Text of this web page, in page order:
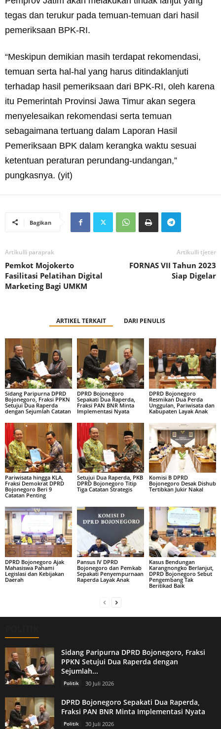
tegas dan terukur pada temuan-temuan dari hasil
pemeriksaan BPK-RI.
“Meskipun demikian masih terdapat rekomendasi,
temuan serta hal-hal yang harus ditindaklanjuti
terhadap hasil pemeriksaan dari BPK-RI, oleh karena
itu Pemerintah Provinsi Jawa Timur akan segera
menyelesaikan rekomendasi serta temuan
sebagaimana tertuang dalam Laporan Hasil
Pemeriksaan BPK dalam kerangka waktu sesuai
ketentuan peraturan perundang-undangan,”
pungkasnya. (yit)
Bagikan
Artikulli paraprak
Pemkot Mojokerto
Fasilitasi Pelatihan Digital
Marketing Bagi UMKM
Artikulli tjetër
FORNAS VII Tahun 2023
Siap Digelar
ARTIKEL TERKAIT DARI PENULIS
Sidang Paripurna DPRD
Bojonegoro, Fraksi PPKN
Setujui Dua Raperda
dengan Sejumlah Catatan
DPRD Bojonegoro
Sepakati Dua Raperda,
Fraksi PAN BNR Minta
Implementasi Nyata
DPRD Bojonegoro
Resmikan Dua Perda
Unggulan, Pariwisata dan
Kabupaten Layak Anak
Pariwisata hingga KLA,
Fraksi Demokrat DPRD
Bojonegoro Beri 9
Catatan Penting
Setujui Dua Raperda, PKB
DPRD Bojonegoro Titip
Tiga Catatan Strategis
Komisi B DPRD
Bojonegoro Desak Dishub
Tertibkan Jukir Nakal
DPRD Bojonegoro Ajak
Mahasiswa Pahami
Legislasi dan Kebijakan
Daerah
Pansus IV DPRD
Bojonegoro dan Pemkab
Sepakati Penyempurnaan
Raperda Layak Anak
Kasus Bendungan
Karangnongko Berlanjut,
DPRD Bojonegoro Sebut
Pengembang Tak
Beritikad Baik
Sidang Paripurna DPRD Bojonegoro, Fraksi
PPKN Setujui Dua Raperda dengan
Sejumlah...
Politik 30 Juli 2026
DPRD Bojonegoro Sepakati Dua Raperda,
Fraksi PAN BNR Minta Implementasi Nyata
Politik 30 Juli 2026